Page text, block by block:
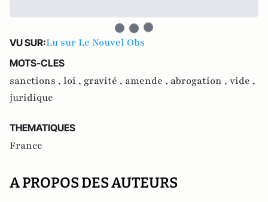
VU SUR:Lu sur Le Nouvel Obs
MOTS-CLES
sanctions , loi , gravité , amende , abrogation , vide ,
juridique
THEMATIQUES
France
A PROPOS DES AUTEURS